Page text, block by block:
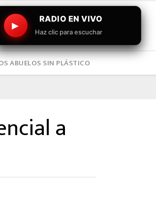
▶
RADIO EN VIVO
Haz clic para escuchar
ABUELOS SIN PLÁSTICO
a